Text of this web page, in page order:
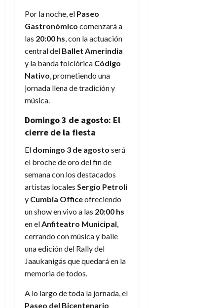
Por la noche, el Paseo
Gastronómico comenzará a
las 20:00 hs , con la actuación
central del Ballet Amerindia
y la banda folclórica Código
Nativo , prometiendo una
jornada llena de tradición y
música.
Domingo 3 de agosto: El
cierre de la fiesta
El domingo 3 de agosto será
el broche de oro del fin de
semana con los destacados
artistas locales Sergio Petroli
y Cumbia Officeofreciendo
un show en vivo a las 20:00 hs
en el Anfiteatro Municipal
cerrando con música y baile
una edición del Rally del
Jaaukanigás que quedará en la
memoria de todos.
A lo largo de toda la jornada, el
Paseo del Bicentenario